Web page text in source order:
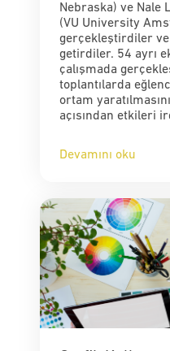
Nebraska) ve Nale
(VU University
gerçekleştirdiler ve
getirdiler. 54 ayrı
çalışmada
toplantılarda
ortam
açısından etkileri
Devamını oku